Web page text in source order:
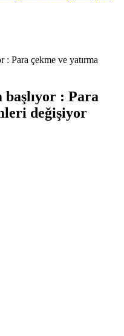
: Para çekme ve yatırma
başlıyor : Para
değişiyor